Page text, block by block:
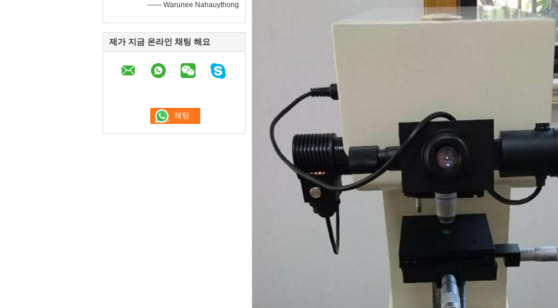
—— Warunee Nahauythong
제가 지금 온라인 채팅 해요